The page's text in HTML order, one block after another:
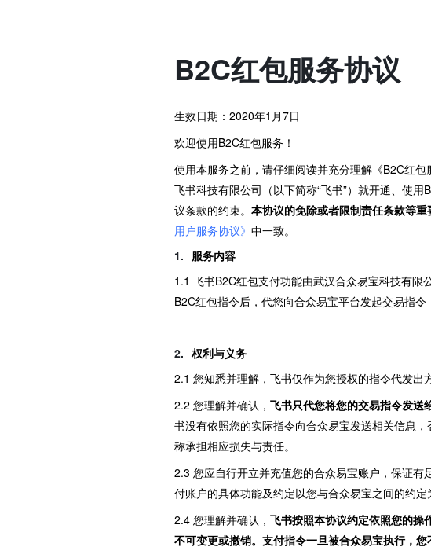
B2C红包服务协议
生效日期：2020年1月7日
欢迎使用B2C红包服务！
使用本服务之前，请仔细阅读并充分理解《B2C红
飞书科技有限公司（以下简称“飞书”）就开通、使
议条款的约束。 本协议的免除或者限制责任条款等
用户服务协议》 中一致。
服务内容
1.1 飞书B2C红包支付功能由武汉合众易宝科技有限
B2C红包指令后，代您向合众易宝平台发起交易指
权利与义务
2.1 您知悉并理解，飞书仅作为您授权的指令代发出
2.2 您理解并确认， 飞书只代您将您的交易指令发送
书没有依照您的实际指令向合众易宝发送相关信息
称承担相应损失与责任。
2.3 您应自行开立并充值您的合众易宝账户，保证
付账户的具体功能及约定以您与合众易宝之间的约定
2.4 您理解并确认， 飞书按照本协议约定依照您的操
不可变更或撤销。支付指令一旦被合众易宝执行，